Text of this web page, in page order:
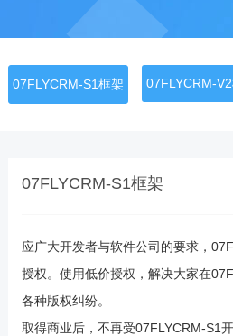
07FLYCRM-S1框架 07FLYCRM-
07FLYCRM-S1框架
应广大开发者与软件公司的要求，
授权。使用低价授权，解决大家在
各种版权纠纷。
取得商业后，不再受07FLYCRM-S1